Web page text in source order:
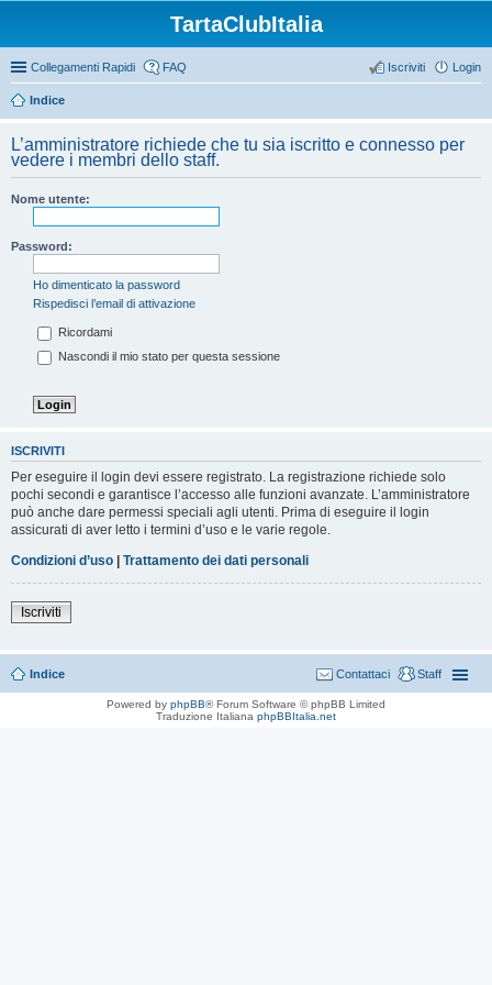
TartaClubItalia
Collegamenti Rapidi FAQ Login
Iscriviti
Indice
L’amministratore richiede che tu sia iscritto e connesso per
vedere i membri dello staff.
Nome utente:
Password:
Ho dimenticato la password
Rispedisci l’email di attivazione
Ricordami
Nascondi il mio stato per questa sessione
ISCRIVITI
Per eseguire il login devi essere registrato. La registrazione richiede solo
pochi secondi e garantisce l’accesso alle funzioni avanzate. L’amministratore
può anche dare permessi speciali agli utenti. Prima di eseguire il login
assicurati di aver letto i termini d’uso e le varie regole.
Condizioni d’uso | Trattamento dei dati personali
Iscriviti
Indice Staff
Contattaci
Powered by phpBB® Forum Software © phpBB Limited
Traduzione Italiana phpBBItalia.net